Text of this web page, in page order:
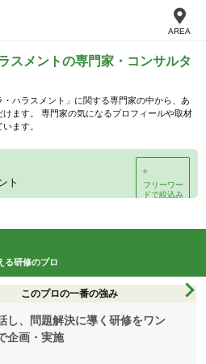
AREA
スメントの専門家・コンサルタ
ハラスメント」に関する専門家の中から、あ
ます。 専門家の気になるプロフィールや取材
ます。
ト
＋
フリーワー
ドで絞込み
る研修のプロ
このプロの一番の強み
し、問題解決に導く研修をワン
企画・実施